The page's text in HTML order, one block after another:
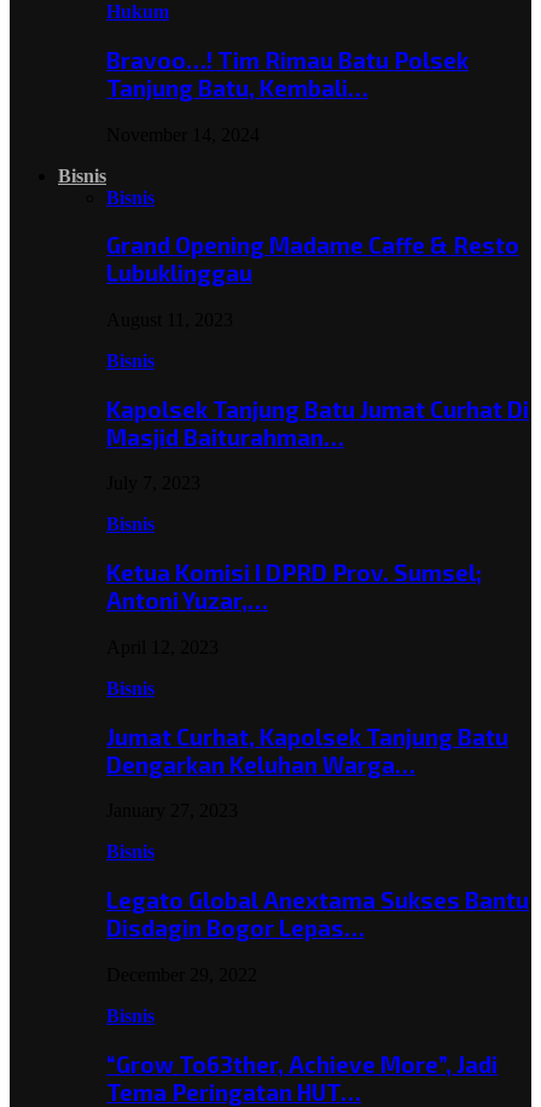
Hukum
Bravoo…! Tim Rimau Batu Polsek
Tanjung Batu, Kembali…
Bisnis
Bisnis
Grand Opening Madame Caffe & Resto
Lubuklinggau
Bisnis
Kapolsek Tanjung Batu Jumat Curhat Di
Masjid Baiturahman…
Bisnis
Ketua Komisi I DPRD Prov. Sumsel;
Antoni Yuzar,…
Bisnis
Jumat Curhat, Kapolsek Tanjung Batu
Dengarkan Keluhan Warga…
Bisnis
Legato Global Anextama Sukses Bantu
Disdagin Bogor Lepas…
Bisnis
“Grow To63ther, Achieve More”, Jadi
Tema Peringatan HUT…